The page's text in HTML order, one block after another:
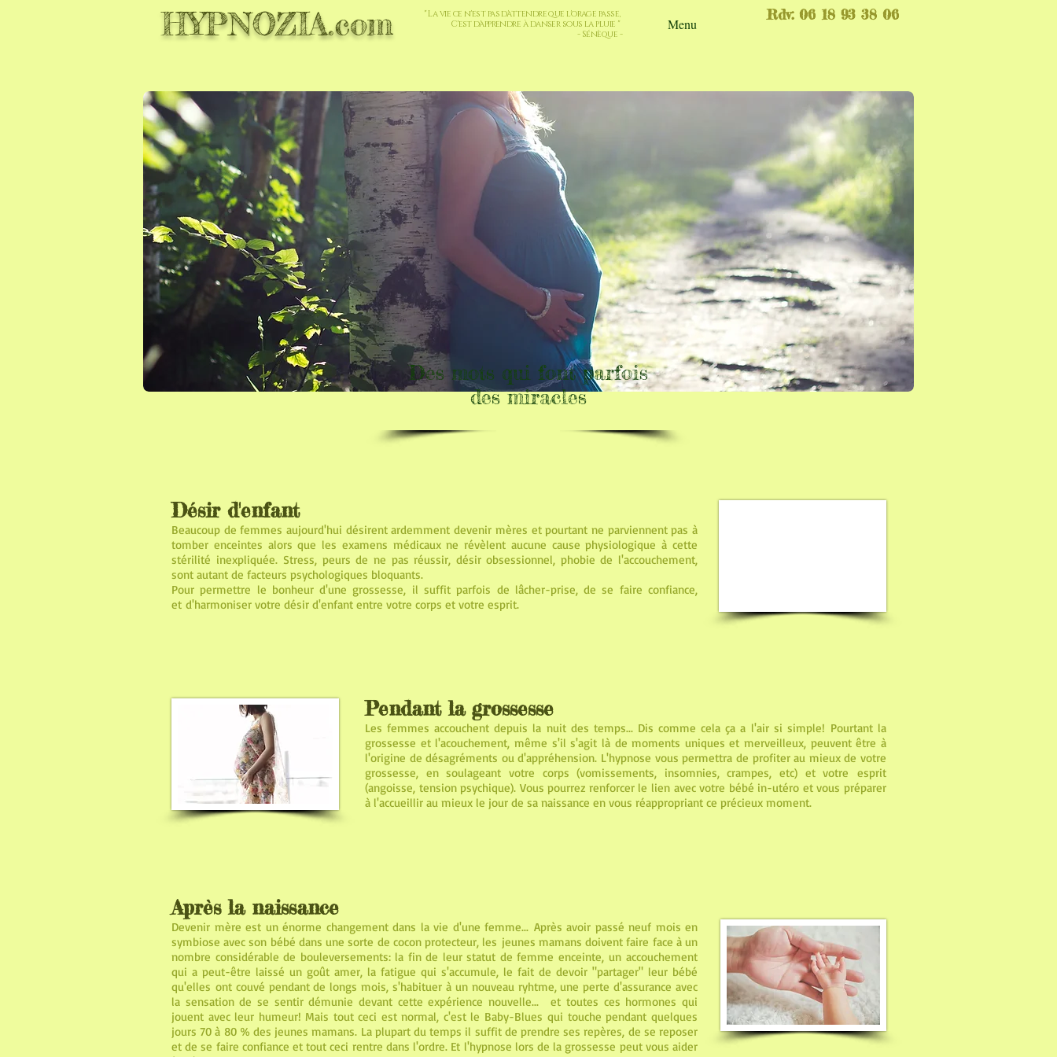
" La vie ce n'est pas d'attendre que l'orage passe,
C'est d'apprendre à danser sous la pluie "
- Sénèque -
HYPNOZIA.com Menu
Rdv: 06 18 93 38 06
Des mots qui font parfois
des miracles
Désir d'enfant
Beaucoup de femmes aujourd'hui désirent ardemment devenir mères et pourtant ne parviennent pas à
tomber enceintes alors que les examens médicaux ne révèlent aucune cause physiologique à cette
stérilité inexpliquée. Stress, peurs de ne pas réussir, désir obsessionnel, phobie de l'accouchement,
sont autant de facteurs psychologiques bloquants.
Pour permettre le bonheur d'une grossesse, il suffit parfois de lâcher-prise, de se faire confiance,
et d'harmoniser votre désir d'enfant entre votre corps et votre esprit.
Pendant la grossesse
Les femmes accouchent depuis la nuit des temps... Dis comme cela ça a l'air si simple! Pourtant la
grossesse et l'acouchement, même s'il s'agit là de moments uniques et merveilleux, peuvent être à
l'origine de désagréments ou d'appréhension. L'hypnose vous permettra de profiter au mieux de votre
grossesse, en soulageant votre corps (vomissements, insomnies, crampes, etc) et votre esprit
(angoisse, tension psychique). Vous pourrez renforcer le lien avec votre bébé in-utéro et vous préparer
à l'accueillir au mieux le jour de sa naissance en vous réappropriant ce précieux moment.
Après la naissance
Devenir mère est un énorme changement dans la vie d'une femme... Après avoir passé neuf mois en
symbiose avec son bébé dans une sorte de cocon protecteur, les jeunes mamans doivent faire face à un
nombre considérable de bouleversements: la fin de leur statut de femme enceinte, un accouchement
qui a peut-être laissé un goût amer, la fatigue qui s'accumule, le fait de devoir "partager" leur bébé
qu'elles ont couvé pendant de longs mois, s'habituer à un nouveau ryhtme, une perte d'assurance avec
la sensation de se sentir démunie devant cette expérience nouvelle... et toutes ces hormones qui
jouent avec leur humeur! Mais tout ceci est normal, c'est le Baby-Blues qui touche pendant quelques
jours 70 à 80 % des jeunes mamans. La plupart du temps il suffit de prendre ses repères, de se reposer
et de se faire confiance et tout ceci rentre dans l'ordre. Et l'hypnose lors de la grossesse peut vous aider